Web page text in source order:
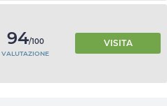
94/100
VALUTAZIONE
VISITA